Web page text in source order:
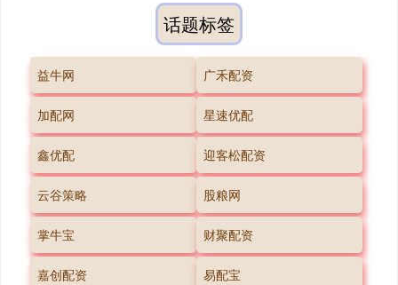
话题标签
益牛网 广禾配资
加配网 星速优配
鑫优配 迎客松配资
云谷策略 股粮网
掌牛宝 财聚配资
嘉创配资 易配宝